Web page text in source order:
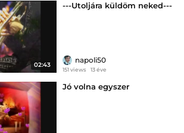
02:43
---Utoljára küldöm neked---
napoli50
151 views 13 éve
Jó volna egyszer